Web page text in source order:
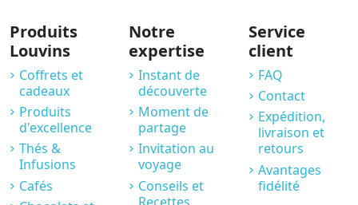
Produits
Louvins
Coffrets et
cadeaux
Produits
d'excellence
Thés &
Infusions
Cafés
Notre
expertise
Instant de
découverte
Moment de
partage
Invitation au
voyage
Conseils et
Service
client
FAQ
Contact
Expédition,
livraison et
retours
Avantages
fidélité